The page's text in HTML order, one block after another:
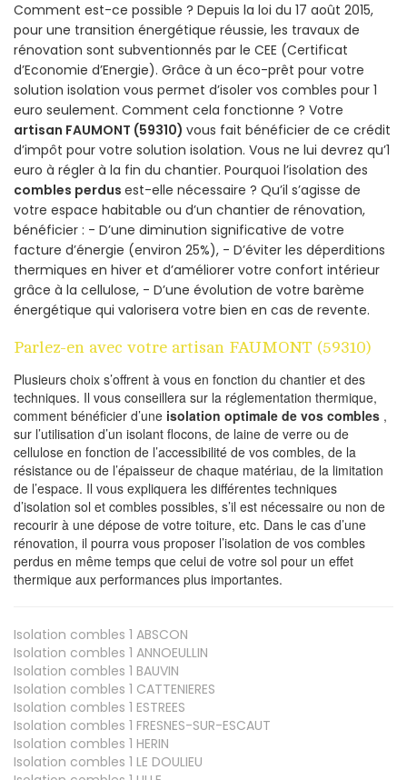
Comment est-ce possible ? Depuis la loi du 17 août 2015,
pour une transition énergétique réussie, les travaux de
rénovation sont subventionnés par le CEE (Certificat
d’Economie d’Energie). Grâce à un éco-prêt pour votre
solution isolation vous permet d’isoler vos combles pour 1
euro seulement. Comment cela fonctionne ? Votre
artisan FAUMONT (59310) vous fait bénéficier de ce crédit
d’impôt pour votre solution isolation. Vous ne lui devrez qu’1
euro à régler à la fin du chantier. Pourquoi l’isolation des
combles perdus est-elle nécessaire ? Qu’il s’agisse de
votre espace habitable ou d’un chantier de rénovation,
bénéficier : - D’une diminution significative de votre
facture d’énergie (environ 25%), - D’éviter les déperditions
thermiques en hiver et d’améliorer votre confort intérieur
grâce à la cellulose, - D’une évolution de votre barème
énergétique qui valorisera votre bien en cas de revente.
Parlez-en avec votre artisan FAUMONT (59310)
Plusieurs choix s’offrent à vous en fonction du chantier et des
techniques. Il vous conseillera sur la réglementation thermique,
comment bénéficier d’une isolation optimale de vos combles ,
sur l’utilisation d’un isolant flocons, de laine de verre ou de
cellulose en fonction de l’accessibilité de vos combles, de la
résistance ou de l’épaisseur de chaque matériau, de la limitation
de l’espace. Il vous expliquera les différentes techniques
d’isolation sol et combles possibles, s’il est nécessaire ou non de
recourir à une dépose de votre toiture, etc. Dans le cas d’une
rénovation, il pourra vous proposer l’isolation de vos combles
perdus en même temps que celui de votre sol pour un effet
thermique aux performances plus importantes.
Isolation combles 1 ABSCON
Isolation combles 1 ANNOEULLIN
Isolation combles 1 BAUVIN
Isolation combles 1 CATTENIERES
Isolation combles 1 ESTREES
Isolation combles 1 FRESNES-SUR-ESCAUT
Isolation combles 1 HERIN
Isolation combles 1 LE DOULIEU